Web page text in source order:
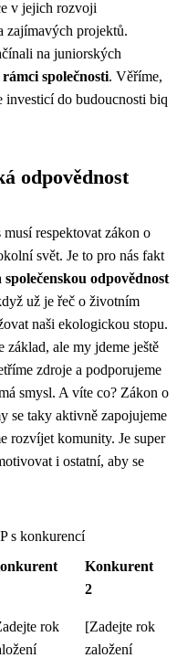
v jejich rozvoji
zajímavých projektů.
na juniorských
společnosti. Věříme,
investicí do budoucnosti biq
odpovědnost
respektovat zákon o
svět. Je to pro nás fakt
společenskou odpovědnost
už je řeč o životním
naši ekologickou stopu.
základ, ale my jdeme ještě
zdroje a podporujeme
smysl. A víte co? Zákon o
se taky aktivně zapojujeme
rozvíjet komunity. Je super
i ostatní, aby se
s konkurencí
Konkurent
2
rok
[Zadejte rok
založení